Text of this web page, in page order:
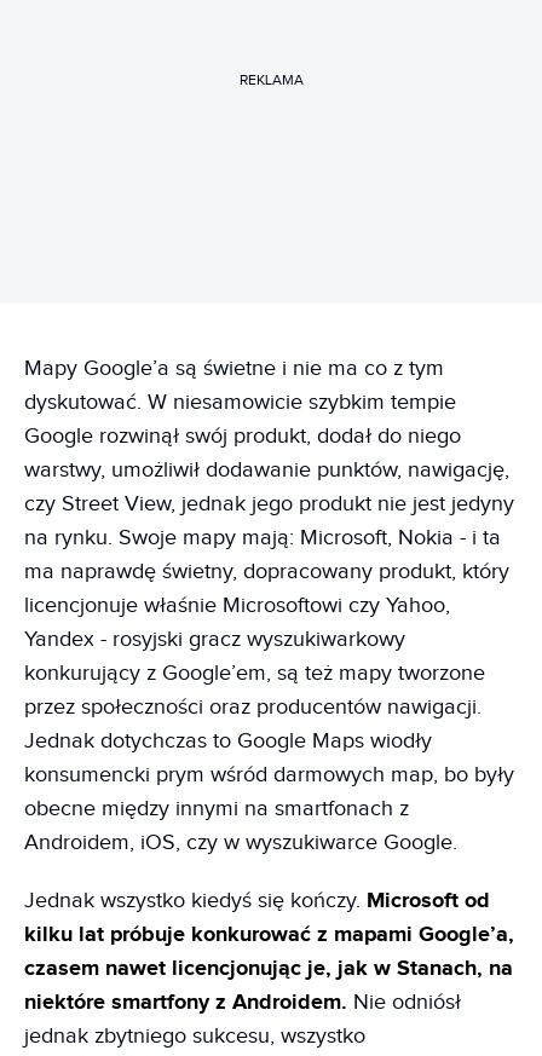
REKLAMA
Mapy Google’a są świetne i nie ma co z tym
dyskutować. W niesamowicie szybkim tempie
Google rozwinął swój produkt, dodał do niego
warstwy, umożliwił dodawanie punktów, nawigację,
czy Street View, jednak jego produkt nie jest jedyny
na rynku. Swoje mapy mają: Microsoft, Nokia - i ta
ma naprawdę świetny, dopracowany produkt, który
licencjonuje właśnie Microsoftowi czy Yahoo,
Yandex - rosyjski gracz wyszukiwarkowy
konkurujący z Google’em, są też mapy tworzone
przez społeczności oraz producentów nawigacji.
Jednak dotychczas to Google Maps wiodły
konsumencki prym wśród darmowych map, bo były
obecne między innymi na smartfonach z
Androidem, iOS, czy w wyszukiwarce Google.
Jednak wszystko kiedyś się kończy. Microsoft od
kilku lat próbuje konkurować z mapami Google’a,
czasem nawet licencjonując je, jak w Stanach, na
niektóre smartfony z Androidem. Nie odniósł
jednak zbytniego sukcesu, wszystko